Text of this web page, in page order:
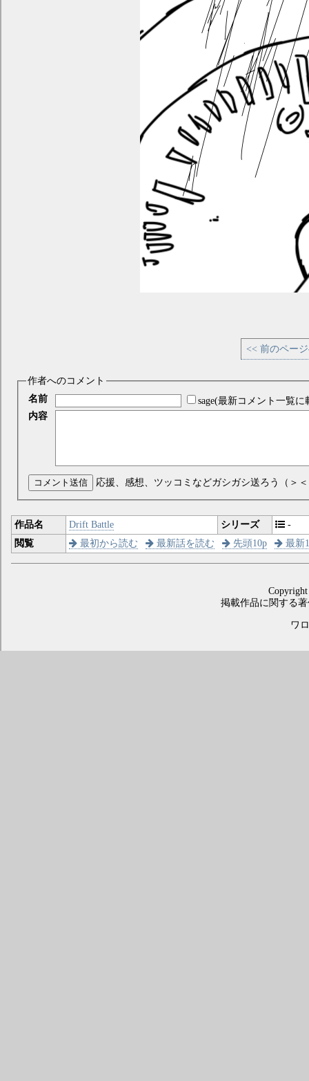
<< 前のペー
作者へのコメント
名前
sage(最新コメント一覧に
内容
コメント送信 応援、感想、ツッコミなどガシガシ送ろう（＞
作品名 Drift Battle シリーズ
-
閲覧
最初から読む 最新話を読む 先頭10p 最新
掲載作品に関する
ワ